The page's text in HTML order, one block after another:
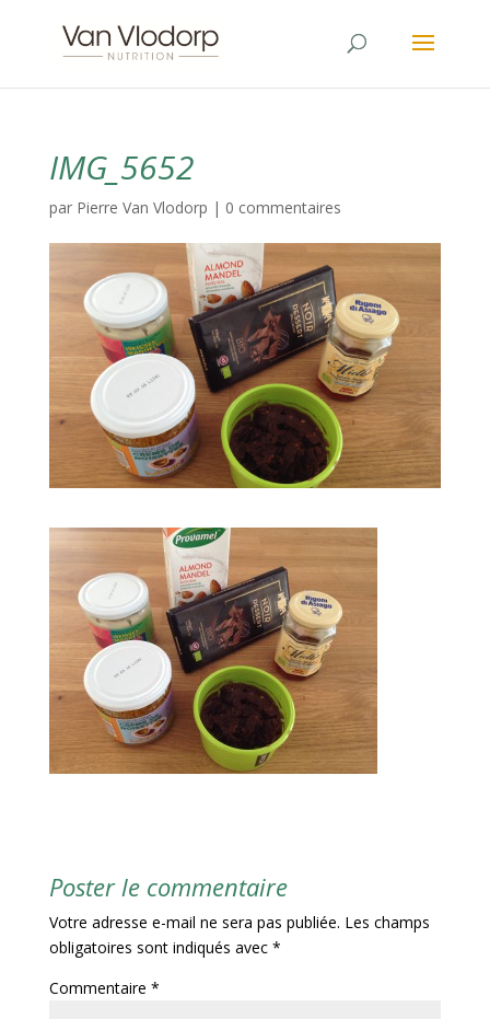
IMG_5652
par Pierre Van Vlodorp | 0 commentaires
Poster le commentaire
Votre adresse e-mail ne sera pas publiée. Les champs
obligatoires sont indiqués avec *
Commentaire *